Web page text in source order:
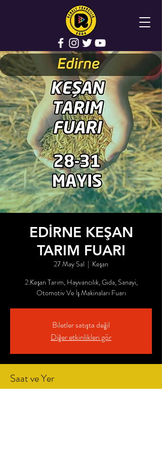
EDİRNE KEŞAN
TARIM FUARI
27 May Sal
  |
Keşan
2.Keşan Tarım, Hayvancılık, Gıda, Sanayi,
Otomotiv Ve İş Makinaları Fuarı
Biletler satışta değil
Diğer etkinlikleri gör
Saat ve Yer